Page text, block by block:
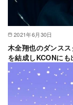
2021年6月30日
木全翔也のダンス
を結成しKCONに